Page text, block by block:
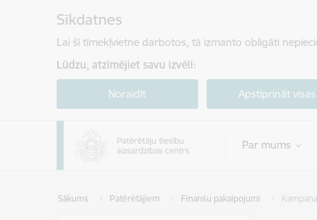
Sīkdatnes
Lai šī tīmekļvietne darbotos, tā izmanto obligāti
Lūdzu, atzīmējiet savu izvēli:
Noraidīt Apstiprināt visas
Par mums
Sākums Patērētājiem Finanšu pakalpojumi